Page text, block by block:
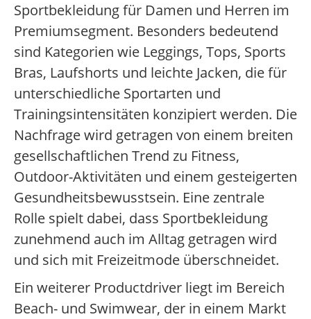
Sportbekleidung für Damen und Herren im
Premiumsegment. Besonders bedeutend
sind Kategorien wie Leggings, Tops, Sports
Bras, Laufshorts und leichte Jacken, die für
unterschiedliche Sportarten und
Trainingsintensitäten konzipiert werden. Die
Nachfrage wird getragen von einem breiten
gesellschaftlichen Trend zu Fitness,
Outdoor-Aktivitäten und einem gesteigerten
Gesundheitsbewusstsein. Eine zentrale
Rolle spielt dabei, dass Sportbekleidung
zunehmend auch im Alltag getragen wird
und sich mit Freizeitmode überschneidet.
Ein weiterer Productdriver liegt im Bereich
Beach- und Swimwear, der in einem Markt